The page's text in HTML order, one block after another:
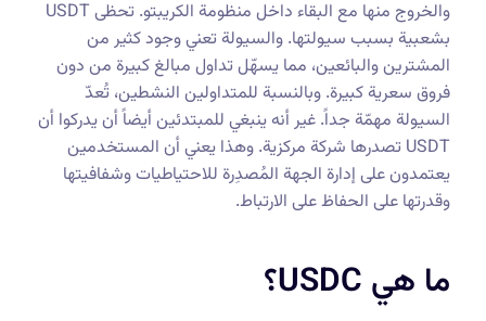
والخروج منها مع البقاء داخل منظومة الكريبتو. تحظى USDT
بشعبية بسبب سيولتها. والسيولة تعني وجود كثير من
المشترين والبائعين، مما يسهّل تداول مبالغ كبيرة من دون
فروق سعرية كبيرة. وبالنسبة للمتداولين النشطين، تُعدّ
السيولة مهمّة جداً. غير أنه ينبغي للمبتدئين أيضاً أن يدركوا أن
USDT تصدرها شركة مركزية. وهذا يعني أن المستخدمين
يعتمدون على إدارة الجهة المُصدِرة للاحتياطيات وشفافيتها
وقدرتها على الحفاظ على الارتباط.
ما هي USDC؟